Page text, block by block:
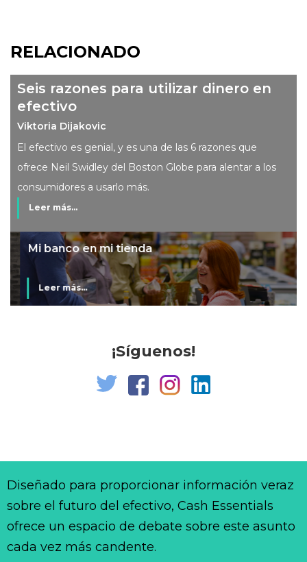
RELACIONADO
Seis razones para utilizar dinero en
efectivo
Viktoria Dijakovic
El efectivo es genial, y es una de las 6 razones que
ofrece Neil Swidley del Boston Globe para alentar a los
consumidores a usarlo más.
Leer más...
Mi banco en mi tienda
Leer más...
¡Síguenos!
Diseñado para proporcionar información veraz
sobre el futuro del efectivo, Cash Essentials
ofrece un espacio de debate sobre este asunto
cada vez más candente.